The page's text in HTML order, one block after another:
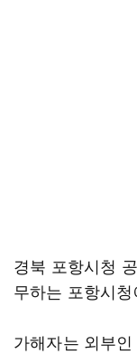
경북 포항시청
무하는 포항시
가해자는 외부